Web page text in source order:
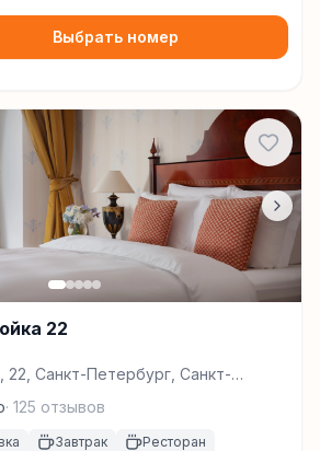
Выбрать номер
22
22, Санкт-Петербург, Санкт-
· 125 отзывов
Завтрак Ресторан